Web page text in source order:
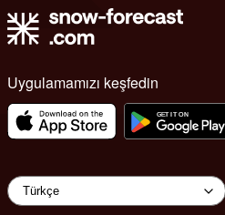
Uygulamamızı keşfedin